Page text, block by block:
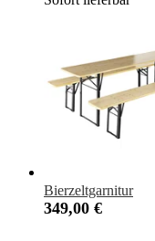
Bierzeltgarnitur
349,00 €